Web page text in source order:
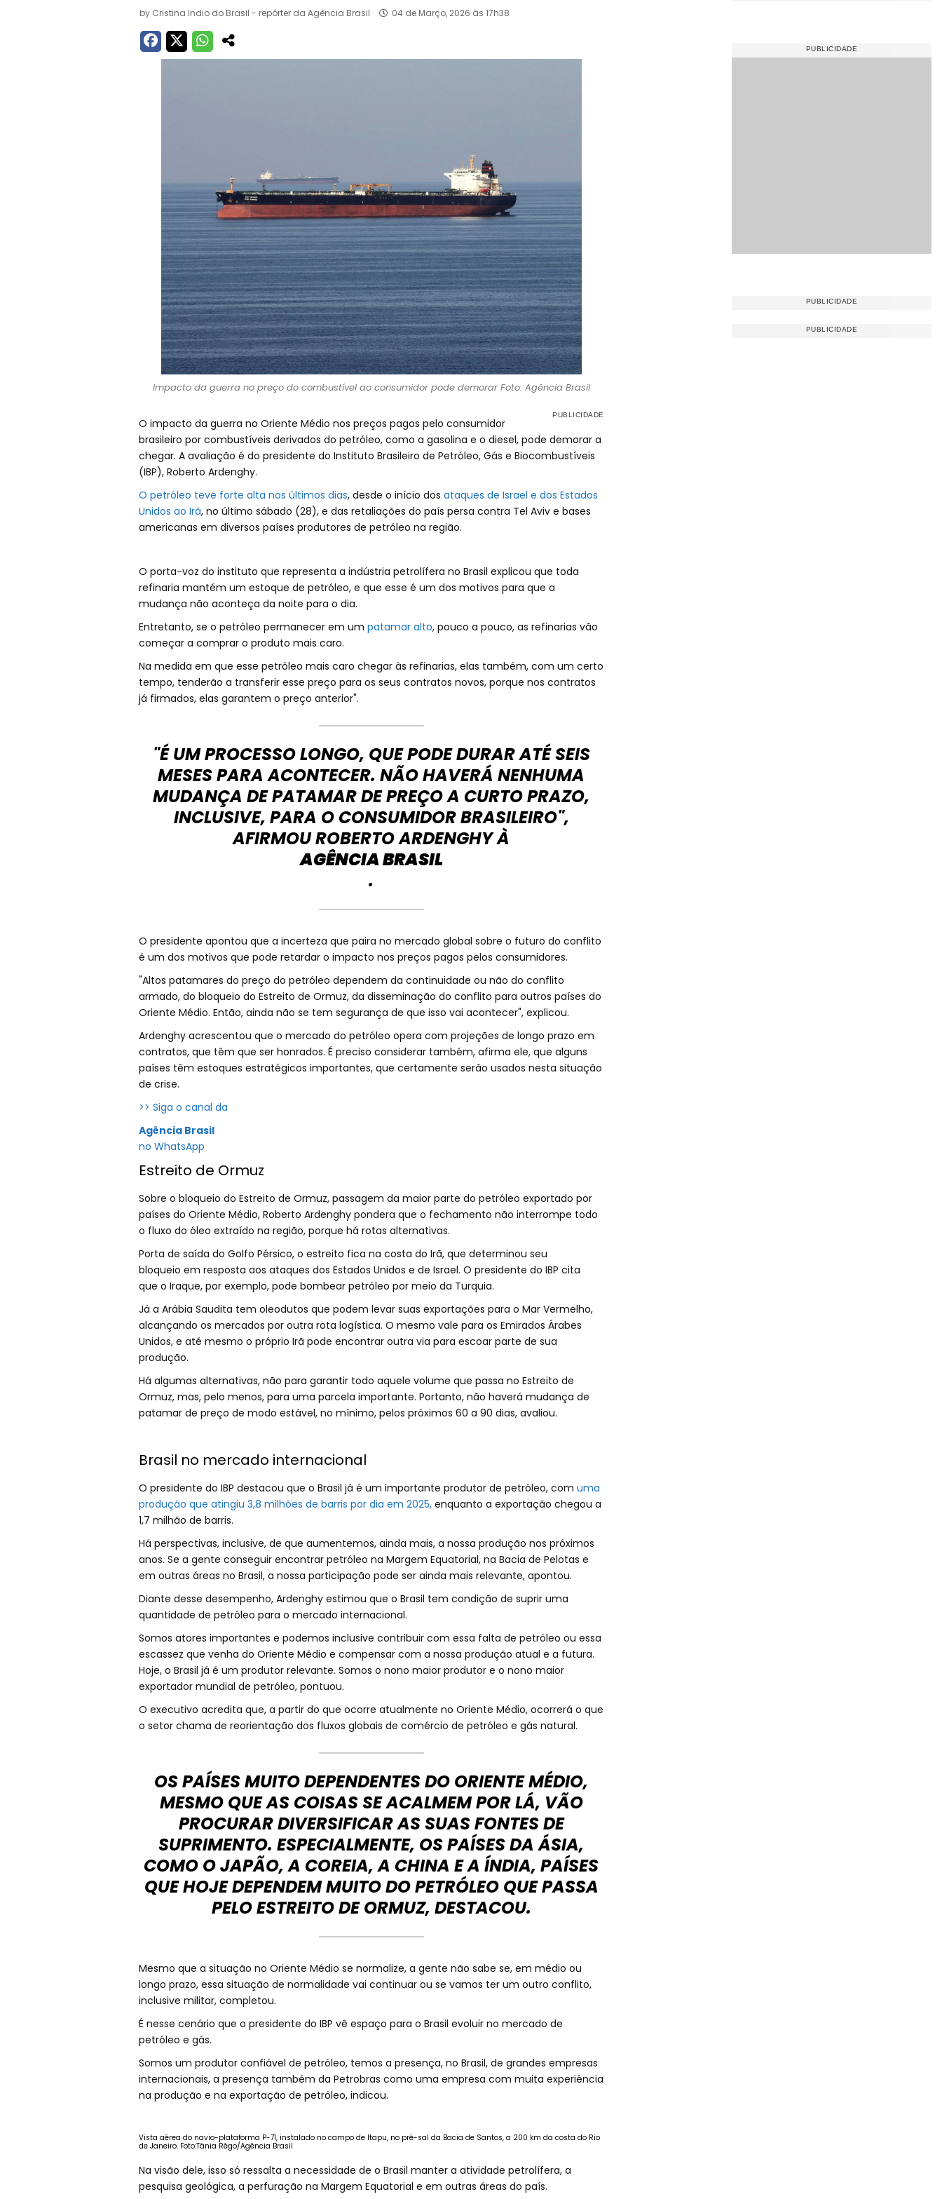
by Cristina Indio do Brasil - repórter da Agência Brasil 04 de Março, 2026 às 17h38
Impacto da guerra no preço do combustível ao consumidor pode demorar Foto: Agência Brasil
O impacto da guerra no Oriente Médio nos preços pagos pelo consumidor
brasileiro por combustíveis derivados do petróleo, como a gasolina e o diesel, pode demorar a
chegar. A avaliação é do presidente do Instituto Brasileiro de Petróleo, Gás e Biocombustíveis
(IBP), Roberto Ardenghy.
O petróleo teve forte alta nos últimos dias, desde o início dos ataques de Israel e dos Estados
Unidos ao Irã, no último sábado (28), e das retaliações do país persa contra Tel Aviv e bases
americanas em diversos países produtores de petróleo na região.
O porta-voz do instituto que representa a indústria petrolífera no Brasil explicou que toda
refinaria mantém um estoque de petróleo, e que esse é um dos motivos para que a
mudança não aconteça da noite para o dia.
Entretanto, se o petróleo permanecer em um patamar alto, pouco a pouco, as refinarias vão
começar a comprar o produto mais caro.
Na medida em que esse petróleo mais caro chegar às refinarias, elas também, com um certo
tempo, tenderão a transferir esse preço para os seus contratos novos, porque nos contratos
já firmados, elas garantem o preço anterior".
"É UM PROCESSO LONGO, QUE PODE DURAR ATÉ SEIS
MESES PARA ACONTECER. NÃO HAVERÁ NENHUMA
MUDANÇA DE PATAMAR DE PREÇO A CURTO PRAZO,
INCLUSIVE, PARA O CONSUMIDOR BRASILEIRO",
AFIRMOU ROBERTO ARDENGHY À
AGÊNCIA BRASIL
.
O presidente apontou que a incerteza que paira no mercado global sobre o futuro do conflito
é um dos motivos que pode retardar o impacto nos preços pagos pelos consumidores.
"Altos patamares do preço do petróleo dependem da continuidade ou não do conflito
armado, do bloqueio do Estreito de Ormuz, da disseminação do conflito para outros países do
Oriente Médio. Então, ainda não se tem segurança de que isso vai acontecer", explicou.
Ardenghy acrescentou que o mercado do petróleo opera com projeções de longo prazo em
contratos, que têm que ser honrados. É preciso considerar também, afirma ele, que alguns
países têm estoques estratégicos importantes, que certamente serão usados nesta situação
de crise.
>> Siga o canal da
Agência Brasil
no WhatsApp
Estreito de Ormuz
Sobre o bloqueio do Estreito de Ormuz, passagem da maior parte do petróleo exportado por
países do Oriente Médio, Roberto Ardenghy pondera que o fechamento não interrompe todo
o fluxo do óleo extraído na região, porque há rotas alternativas.
Porta de saída do Golfo Pérsico, o estreito fica na costa do Irã, que determinou seu
bloqueio em resposta aos ataques dos Estados Unidos e de Israel. O presidente do IBP cita
que o Iraque, por exemplo, pode bombear petróleo por meio da Turquia.
Já a Arábia Saudita tem oleodutos que podem levar suas exportações para o Mar Vermelho,
alcançando os mercados por outra rota logística. O mesmo vale para os Emirados Árabes
Unidos, e até mesmo o próprio Irã pode encontrar outra via para escoar parte de sua
produção.
Há algumas alternativas, não para garantir todo aquele volume que passa no Estreito de
Ormuz, mas, pelo menos, para uma parcela importante. Portanto, não haverá mudança de
patamar de preço de modo estável, no mínimo, pelos próximos 60 a 90 dias, avaliou.
Brasil no mercado internacional
O presidente do IBP destacou que o Brasil já é um importante produtor de petróleo, com uma
produção que atingiu 3,8 milhões de barris por dia em 2025,enquanto a exportação chegou a
1,7 milhão de barris.
Há perspectivas, inclusive, de que aumentemos, ainda mais, a nossa produção nos próximos
anos. Se a gente conseguir encontrar petróleo na Margem Equatorial, na Bacia de Pelotas e
em outras áreas no Brasil, a nossa participação pode ser ainda mais relevante, apontou.
Diante desse desempenho, Ardenghy estimou que o Brasil tem condição de suprir uma
quantidade de petróleo para o mercado internacional.
Somos atores importantes e podemos inclusive contribuir com essa falta de petróleo ou essa
escassez que venha do Oriente Médio e compensar com a nossa produção atual e a futura.
Hoje, o Brasil já é um produtor relevante. Somos o nono maior produtor e o nono maior
exportador mundial de petróleo, pontuou.
O executivo acredita que, a partir do que ocorre atualmente no Oriente Médio, ocorrerá o que
o setor chama de reorientação dos fluxos globais de comércio de petróleo e gás natural.
OS PAÍSES MUITO DEPENDENTES DO ORIENTE MÉDIO,
MESMO QUE AS COISAS SE ACALMEM POR LÁ, VÃO
PROCURAR DIVERSIFICAR AS SUAS FONTES DE
SUPRIMENTO. ESPECIALMENTE, OS PAÍSES DA ÁSIA,
COMO O JAPÃO, A COREIA, A CHINA E A ÍNDIA, PAÍSES
QUE HOJE DEPENDEM MUITO DO PETRÓLEO QUE PASSA
PELO ESTREITO DE ORMUZ, DESTACOU.
Mesmo que a situação no Oriente Médio se normalize, a gente não sabe se, em médio ou
longo prazo, essa situação de normalidade vai continuar ou se vamos ter um outro conflito,
inclusive militar, completou.
É nesse cenário que o presidente do IBP vê espaço para o Brasil evoluir no mercado de
petróleo e gás.
Somos um produtor confiável de petróleo, temos a presença, no Brasil, de grandes empresas
internacionais, a presença também da Petrobras como uma empresa com muita experiência
na produção e na exportação de petróleo, indicou.
Vista aérea do navio-plataforma P-71, instalado no campo de Itapu, no pré-sal da Bacia de Santos, a 200 km da costa do Rio
de Janeiro. Foto:Tânia Rêgo/Agência Brasil
Na visão dele, isso só ressalta a necessidade de o Brasil manter a atividade petrolífera, a
pesquisa geológica, a perfuração na Margem Equatorial e em outras áreas do país.